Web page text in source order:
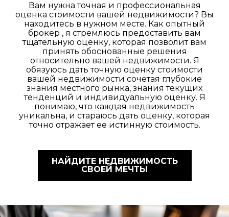
Вам нужна точная и профессиональная
оценка стоимости вашей недвижимости? Вы
находитесь в нужном месте. Как опытный
брокер , я стремлюсь предоставить вам
тщательную оценку, которая позволит вам
принять обоснованные решения
относительно вашей недвижимости. Я
обязуюсь дать точную оценку стоимости
вашей недвижимости сочетая глубокие
знания местного рынка, знания текущих
тенденций и индивидуальную оценку. Я
понимаю, что каждая недвижимость
уникальна, и стараюсь дать оценку, которая
точно отражает ее истинную стоимость.
НАЙДИТЕ НЕДВИЖИМОСТЬ
СВОЕЙ МЕЧТЫ